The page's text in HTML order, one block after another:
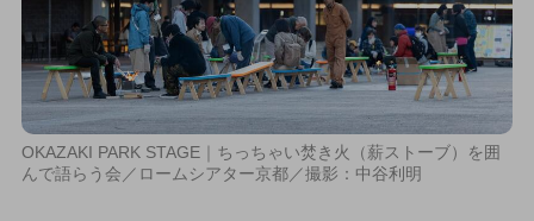
OKAZAKI PARK STAGE｜ちっちゃい焚き火（薪ストーブ）を囲
んで語らう会／ロームシアター京都／撮影：中谷利明